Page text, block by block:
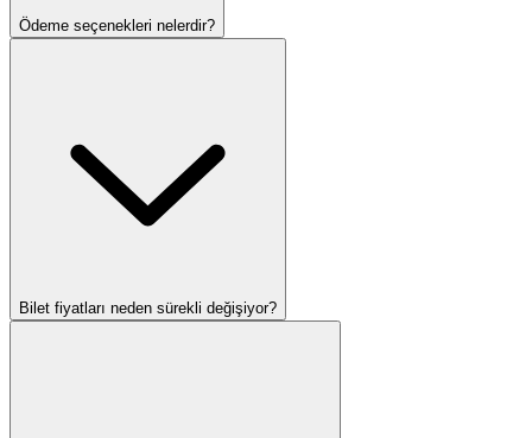
Ödeme seçenekleri nelerdir?
Bilet fiyatları neden sürekli değişiyor?